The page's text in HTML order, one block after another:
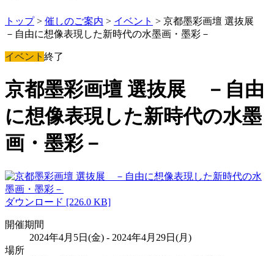
トップ> 催しのご案内 > イベント > 京都墨彩画壇 選抜展
－自由に想像表現した新時代の水墨画・墨彩－
イベント 終了
京都墨彩画壇 選抜展 －自由
に想像表現した新時代の水墨
画・墨彩－
ダウンロード [226.0 KB]
開催期間
2024年4月5日(金) - 2024年4月29日(月)
場所